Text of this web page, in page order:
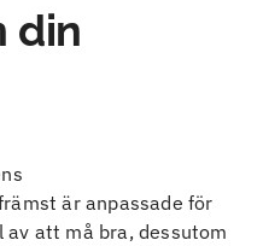
din
är anpassade för
av att må bra, dessutom